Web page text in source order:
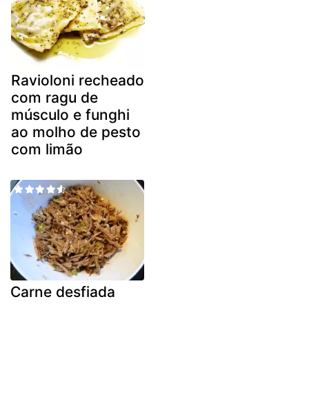
Ravioloni recheado
com ragu de
músculo e funghi
ao molho de pesto
com limão
Carne desfiada